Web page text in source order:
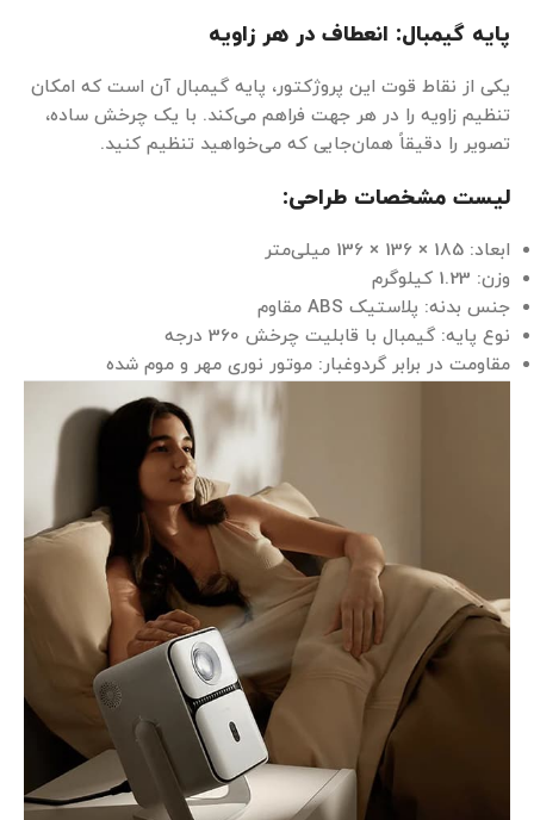
پایه گیمبال: انعطاف در هر زاویه
یکی از نقاط قوت این پروژکتور، پایه گیمبال آن است که امکان
تنظیم زاویه را در هر جهت فراهم می‌کند. با یک چرخش ساده،
تصویر را دقیقاً همان‌جایی که می‌خواهید تنظیم کنید.
لیست مشخصات طراحی:
ابعاد: 185 × 136 × 136 میلی‌متر
وزن: 1.23 کیلوگرم
جنس بدنه: پلاستیک ABS مقاوم
نوع پایه: گیمبال با قابلیت چرخش 360 درجه
مقاومت در برابر گردوغبار: موتور نوری مهر و موم شده